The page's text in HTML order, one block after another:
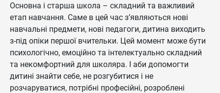
Основна і старша школа – складний та важливий
етап навчання. Саме в цей час з’являються нові
навчальні предмети, нові педагоги, дитина виходить
з-під опіки першої вчительки. Цей момент може бути
психологічно, емоційно та інтелектуально складний
та некомфортний для школяра. І аби допомогти
дитині знайти себе, не розгубитися і не
розчаруватися, потрібні професійні, розроблені